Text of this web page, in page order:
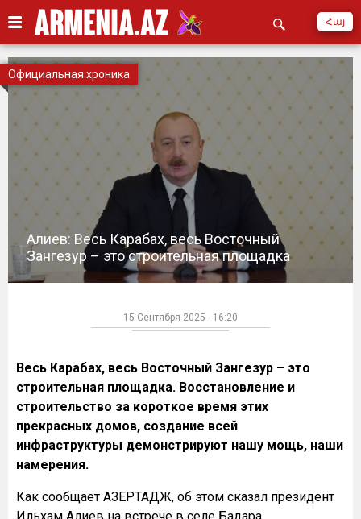
Հայ
Алиев: Весь Карабах, весь Восточный
Зангезур – это строительная площадка
Официальная хроника
15 Сентября 2025 - 16:20
Весь Карабах, весь Восточный Зангезур – это
строительная площадка. Восстановление и
строительство за короткое время этих
прекрасных домов, создание всей
инфраструктуры демонстрируют нашу мощь, наши
намерения.
Как сообщает АЗЕРТАДЖ, об этом сказал президент